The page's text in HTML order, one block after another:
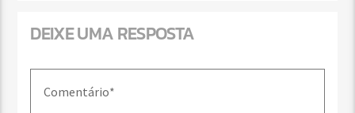
DEIXE UMA RESPOSTA